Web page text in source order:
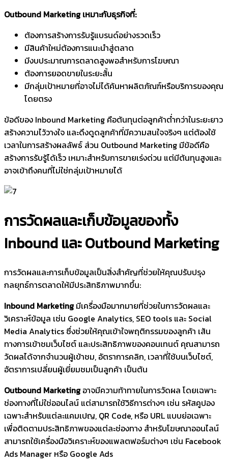
Outbound Marketing เหมาะกับธุรกิจที่:
ต้องการสร้างการรับรู้แบรนด์อย่างรวดเร็ว
มีสินค้าใหม่ต้องการแนะนำสู่ตลาด
มีงบประมาณการตลาดสูงพอสำหรับการโฆษณา
ต้องการยอดขายในระยะสั้น
มีกลุ่มเป้าหมายที่อาจไม่ได้ค้นหาผลิตภัณฑ์หรือบริการของคุณ
โดยตรง
ข้อดีของ Inbound Marketing คือต้นทุนต่อลูกค้าต่ำกว่าในระยะยาว
สร้างความไว้วางใจ และดึงดูดลูกค้าที่มีความสนใจจริงๆ แต่ต้องใช้
เวลาในการสร้างผลลัพธ์ ส่วน Outbound Marketing มีข้อดีคือ
สร้างการรับรู้ได้เร็ว เหมาะสำหรับการขายเร่งด่วน แต่มีต้นทุนสูงและ
อาจเข้าถึงคนที่ไม่ใช่กลุ่มเป้าหมายได้
การวัดผลและเก็บข้อมูลของทั้ง
Inbound และ Outbound Marketing
การวัดผลและการเก็บข้อมูลเป็นสิ่งสำคัญที่ช่วยให้คุณปรับปรุง
กลยุทธ์การตลาดให้มีประสิทธิภาพมากขึ้น:
Inbound Marketingมีเครื่องมือมากมายที่ช่วยในการวัดผลและ
วิเคราะห์ข้อมูล เช่น Google Analytics, SEO tools และ Social
Media Analytics ซึ่งช่วยให้คุณเข้าใจพฤติกรรมของลูกค้า เส้น
ทางการเข้าชมเว็บไซต์ และประสิทธิภาพของคอนเทนต์ คุณสามารถ
วัดผลได้จากจำนวนผู้เข้าชม, อัตราการคลิก, เวลาที่ใช้บนเว็บไซต์,
อัตราการเปลี่ยนผู้เยี่ยมชมเป็นลูกค้า เป็นต้น
Outbound Marketingอาจมีความท้าทายในการวัดผล โดยเฉพาะ
ช่องทางที่ไม่ใช่ออนไลน์ แต่สามารถใช้วิธีการต่างๆ เช่น รหัสคูปอง
เฉพาะสำหรับแต่ละแคมเปญ, QR Code, หรือ URL แบบย่อเฉพาะ
เพื่อติดตามประสิทธิภาพของแต่ละช่องทาง สำหรับโฆษณาออนไลน์
สามารถใช้เครื่องมือวิเคราะห์ของแพลตฟอร์มต่างๆ เช่น Facebook
Ads Manager หรือ Google Ads